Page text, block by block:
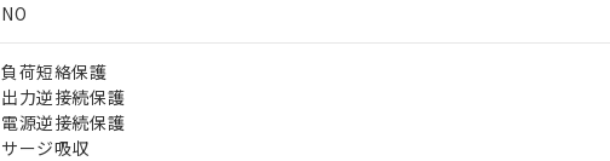
NO
負荷短絡保護
出力逆接続保護
電源逆接続保護
サージ吸収
以下の条件をお読みいただき、同意のうえご利用ください。
*EU RoHS指令（10物質）：
鉛(Pb) 1000ppm以下、 水銀(Hg) 1000ppm以下、 カドミウム(Cd) 100ppm以下、
六価クロム(Cr(Ⅵ)) 1000ppm以下、ポリ臭化ビフェニル類(PBB) 1000ppm以下、
「○」：最大均質材料含有率が中国RoHSの基準値以下であるこ
「×」：最大均質材料含有率が中国RoHSの基準値を超えている
「－」：未確認です。当社販売部門へお問い合わせください。